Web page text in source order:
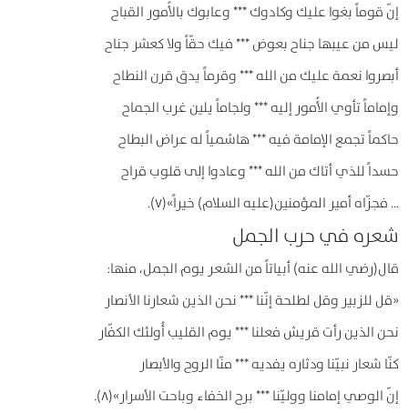
إنّ قوماً بغوا عليك وكادوك *** وعابوك بالأُمور القباح
ليس من عيبها جناح بعوض *** فيك حقّاً ولا كعشر جناح
أبصروا نعمة عليك من الله *** وقرماً يدق قرن النطاح
وإماماً تأوي الأُمور إليه *** ولجاماً يلين غرب الجماح
حاكماً تجمع الإمامة فيه *** هاشمياً له عراض البطاح
حسداً للذي أتاك من الله *** وعادوا إلى قلوب قراح
… فجزّاه أمير المؤمنين(عليه السلام) خيراً»(۷).
شعره في حرب الجمل
قال(رضي الله عنه) أبياتاً من الشعر يوم الجمل، منها:
«قل للزبير وقل لطلحة إنّنا *** نحن الذين شعارنا الأنصار
نحن الذين رأت قريش فعلنا *** يوم القليب أُولئك الكفّار
كنّا شعار نبيّنا ودثاره يفديه *** منّا الروح والأبصار
إنّ الوصي إمامنا ووليّنا *** برح الخفاء وباحت الأسرار»(۸).